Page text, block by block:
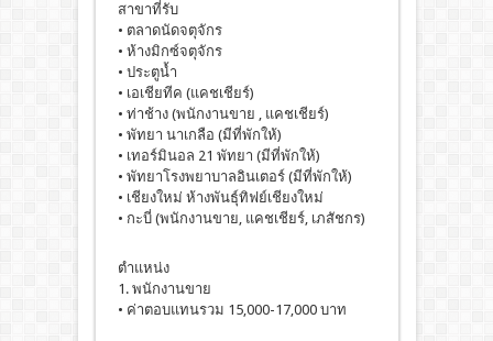
สาขาที่รับ
• ตลาดนัดจตุจักร
• ห้างมิกซ์จตุจักร
• ประตูน้ำ
• เอเชียทีค (แคชเชียร์)
• ท่าช้าง (พนักงานขาย , แคชเชียร์)
• พัทยา นาเกลือ (มีที่พักให้)
• เทอร์มินอล 21 พัทยา (มีที่พักให้)
• พัทยาโรงพยาบาลอินเตอร์ (มีที่พักให้)
• เชียงใหม่ ห้างพันธุ์ทิฟย์เชียงใหม่
• กะบี่ (พนักงานขาย, แคชเชียร์, เภสัชกร)
ตำแหน่ง
1. พนักงานขาย
• ค่าตอบแทนรวม 15,000-17,000 บาท